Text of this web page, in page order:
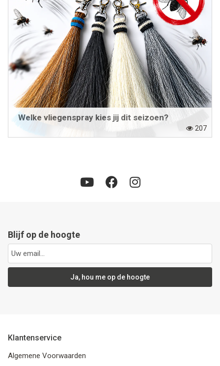
Welke vliegenspray kies jij dit seizoen?
207
Blijf op de hoogte
Ja, hou me op de hoogte
Klantenservice
Algemene Voorwaarden